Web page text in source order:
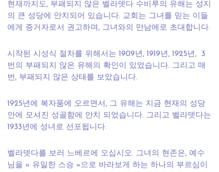
현재까지도, 부패되지 않은 벨라뎃다 수비루의 유해는 성지
의 큰 성당에 안치되어 있습니다. 교회는 그녀를 믿는 이들
에게 증거자로서 권고하며, 그녀와의 만남에로 초대합니다.
시작된 시성식 절차를 위해서는 1909년, 1919년, 1925년, 3
번의 부패되지 않은 유해의 확인이 있었습니다. 그리고 매
번, 부패되지 않은 상태를 보았습니다.
1925년에 복자품에 오르면서, 그 유해는 지금 현재의 성당
안에 모셔진 성골함에 안치 되었습니다. 그리고 벨라뎃다는
1933년에 성녀로 선포됩니다.
벨라뎃다를 보러 느베르에 오십시오. 그녀의 현존은, 예수
님을 « 유일한 스승 »으로 바라보게 하는 하나의 부르심이